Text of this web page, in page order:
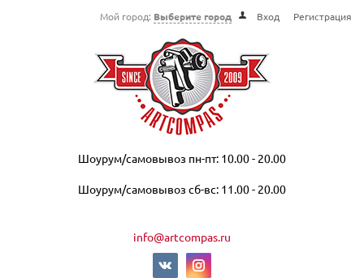
Мой город: Выберите город Вход Регистрация
Шоурум/самовывоз пн-пт: 10.00 - 20.00
Шоурум/самовывоз сб-вс: 11.00 - 20.00
info@artcompas.ru